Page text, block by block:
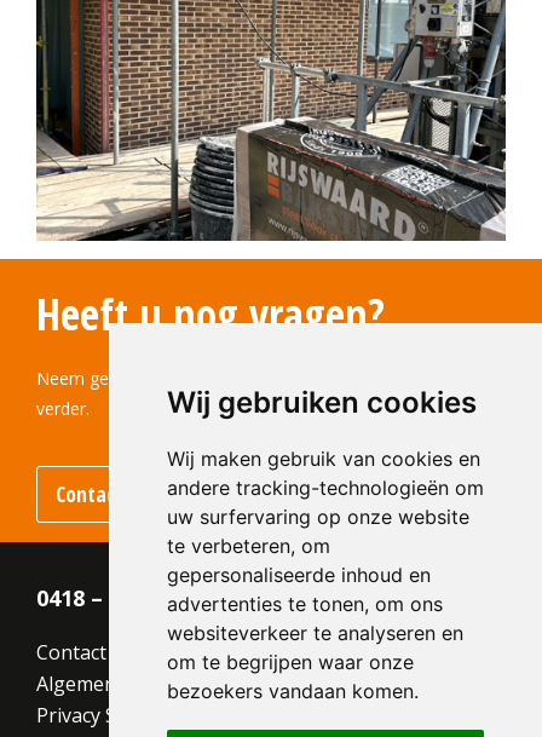
Wij gebruiken cookies
Wij maken gebruik van cookies en
andere tracking-technologieën om
uw surfervaring op onze website
te verbeteren, om
gepersonaliseerde inhoud en
advertenties te tonen, om ons
websiteverkeer te analyseren en
om te begrijpen waar onze
bezoekers vandaan komen.
Heeft u nog vragen?
Neem gerust contact met ons op! Wij helpen u graag
verder.
Contact
0418 – 55 22 21
Contact
Algemene voorwaarden
Privacy Statement